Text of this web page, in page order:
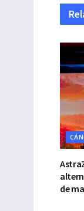
de